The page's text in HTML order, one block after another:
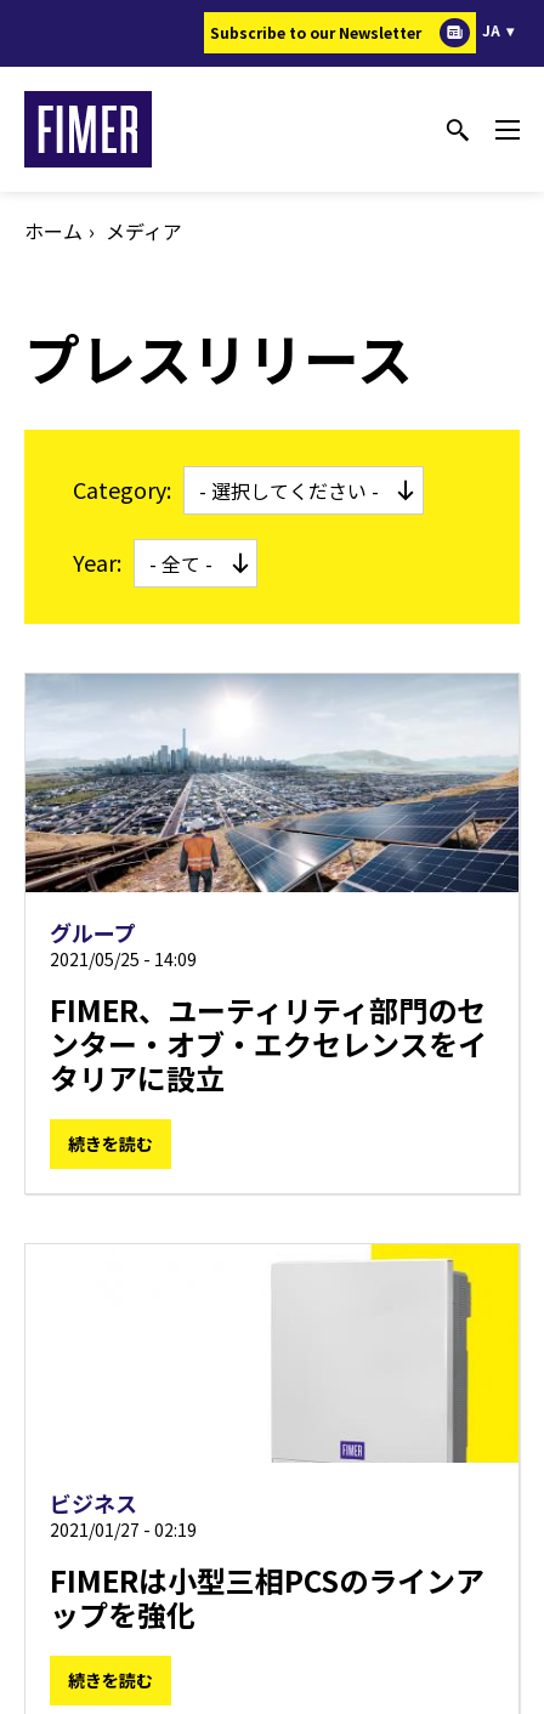
Subscribe to our Newsletter JA
ホーム メディア
プレスリリース
Category:
Year:
グループ
2021/05/25 - 14:09
FIMER、ユーティリティ部門のセ
ンター・オブ・エクセレンスをイ
タリアに設立
続きを読む
ビジネス
2021/01/27 - 02:19
FIMERは小型三相PCSのラインア
ップを強化
続きを読む